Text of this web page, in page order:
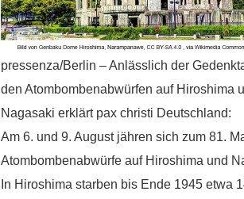
pressenza/Berlin – Anlässlich der
den Atombombenabwürfen auf Hiroshima
Nagasaki erklärt pax christi Deutschland:
Am 6. und 9. August jähren sich zum 81.
Atombombenabwürfe auf Hiroshima und
In Hiroshima starben bis Ende 1945 etwa